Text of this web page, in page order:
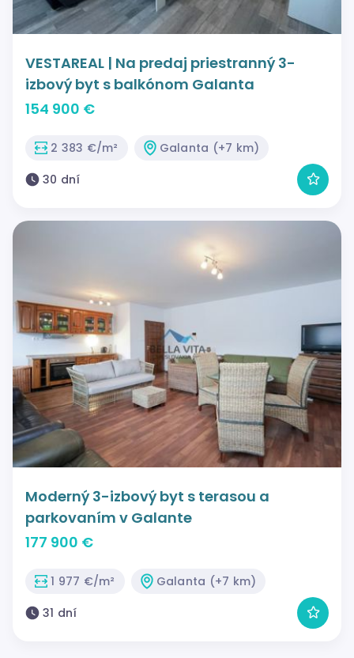
VESTAREAL | Na predaj priestranný 3-
izbový byt s balkónom Galanta
154 900 €
2 383 €/m²
Galanta (+7 km)
30 dní
Moderný 3-izbový byt s terasou a
parkovaním v Galante
177 900 €
1 977 €/m²
Galanta (+7 km)
31 dní